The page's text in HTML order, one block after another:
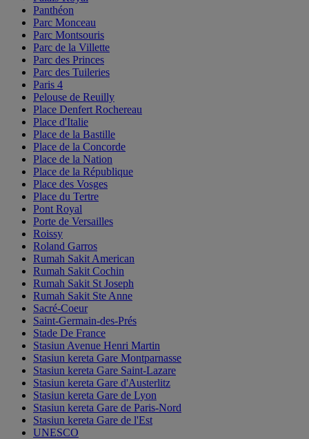
Panthéon
Parc Monceau
Parc Montsouris
Parc de la Villette
Parc des Princes
Parc des Tuileries
Paris 4
Pelouse de Reuilly
Place Denfert Rochereau
Place d'Italie
Place de la Bastille
Place de la Concorde
Place de la Nation
Place de la République
Place des Vosges
Place du Tertre
Pont Royal
Porte de Versailles
Roissy
Roland Garros
Rumah Sakit American
Rumah Sakit Cochin
Rumah Sakit St Joseph
Rumah Sakit Ste Anne
Sacré-Coeur
Saint-Germain-des-Prés
Stade De France
Stasiun Avenue Henri Martin
Stasiun kereta Gare Montparnasse
Stasiun kereta Gare Saint-Lazare
Stasiun kereta Gare d'Austerlitz
Stasiun kereta Gare de Lyon
Stasiun kereta Gare de Paris-Nord
Stasiun kereta Gare de l'Est
UNESCO